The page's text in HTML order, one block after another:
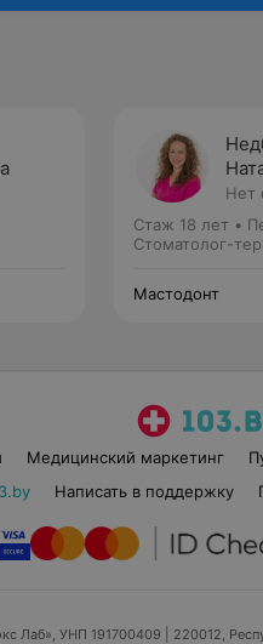
Нет
Стаж 18 лет •
Стоматолог-
Мастодонт
Медицинский маркетинг
Написать в поддержку
Лаб», УНП 191700409 | 220012,